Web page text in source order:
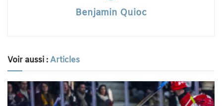
Benjamin Quioc
Voir aussi :Articles